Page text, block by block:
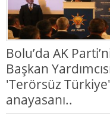
Bolu’da AK
Başkan
'Terörsüz
anayasanı..